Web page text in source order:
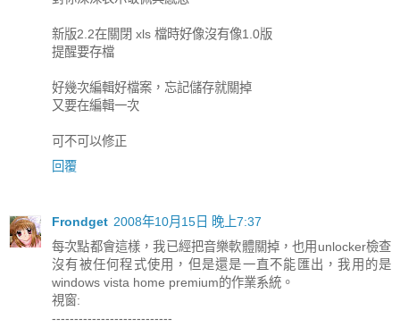
新版2.2在關閉 xls 檔時好像沒有像1.0版
提醒要存檔
好幾次編輯好檔案，忘記儲存就關掉
又要在編輯一次
可不可以修正
回覆
Frondget 2008年10月15日 晚上7:37
每次點都會這樣，我已經把音樂軟體關掉，也用unlocker檢查
沒有被任何程式使用，但是還是一直不能匯出，我用的是
windows vista home premium的作業系統。
視窗:
---------------------------